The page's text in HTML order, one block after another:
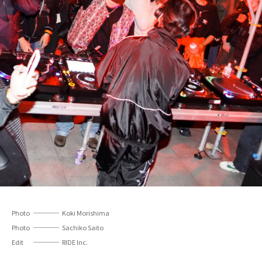
Photo
Koki Morishima
Photo
Sachiko Saito
Edit
RIDE Inc.